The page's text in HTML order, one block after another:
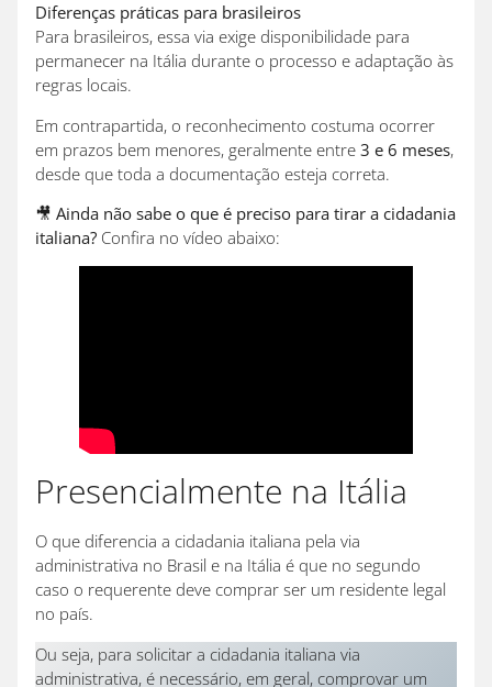
Diferenças práticas para brasileiros
Para brasileiros, essa via exige disponibilidade para
permanecer na Itália durante o processo e adaptação às
regras locais.
Em contrapartida, o reconhecimento costuma ocorrer
em prazos bem menores, geralmente entre 3 e 6 meses,
desde que toda a documentação esteja correta.
🎥 Ainda não sabe o que é preciso para tirar a cidadania
italiana? Confira no vídeo abaixo:
Presencialmente na Itália
O que diferencia a cidadania italiana pela via
administrativa no Brasil e na Itália é que no segundo
caso o requerente deve comprar ser um residente legal
no país.
Ou seja, para solicitar a cidadania italiana via
administrativa, é necessário, em geral, comprovar um